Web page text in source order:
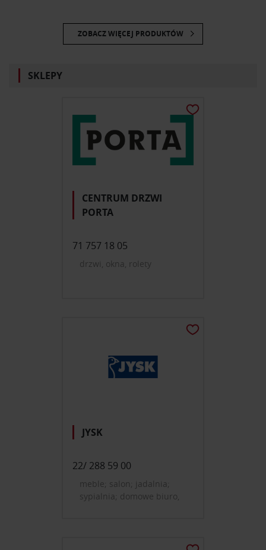
ZOBACZ WIĘCEJ PRODUKTÓW
SKLEPY
CENTRUM DRZWI
PORTA
71 757 18 05
drzwi, okna, rolety
JYSK
22/ 288 59 00
meble; salon; jadalnia;
sypialnia; domowe biuro,